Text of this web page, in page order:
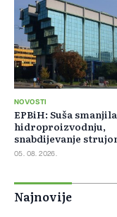
NOVOSTI
EPBiH: Suša smanjila
hidroproizvodnju,
snabdijevanje
ostaje stabilno
05. 08. 2026.
Najnovije